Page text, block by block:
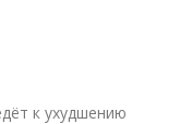
к ухудшению